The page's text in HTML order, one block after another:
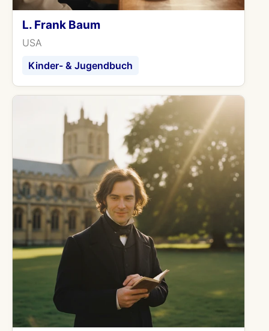
L. Frank Baum
USA
Kinder- & Jugendbuch